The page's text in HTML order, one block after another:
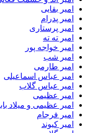
امیر بقایی
امیر پدرام
امیر پرستاری
امیر ته ته
امیر خواجه پور
امیر شب
امیر طارمی
امیر عباس اسماعیلی
امیر عباس گلاب
امیر عظیمی
امیر عظیمی و میلاد
امیر فرجام
امیر کیوند